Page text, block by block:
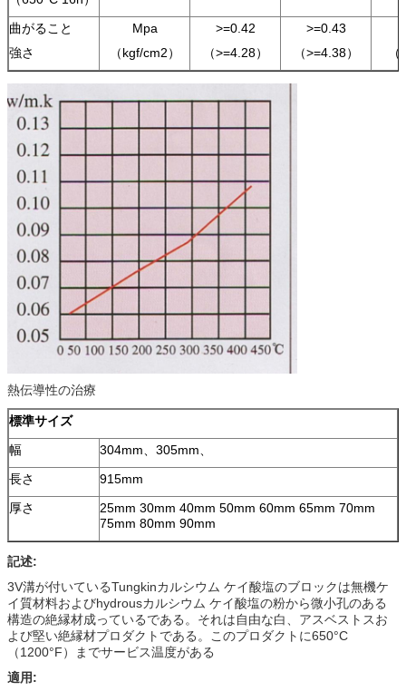
曲がること
強さ
Mpa
（kgf/cm2）
>=0.42
（>=4.28）
>=0.43
（>=4.38）
熱伝導性の治療
標準サイズ
幅
304mm、305mm、
長さ
915mm
厚さ
25mm 30mm 40mm 50mm 60mm 65mm 70mm
75mm 80mm 90mm
記述:
3V溝が付いているTungkinカルシウム ケイ酸塩のブロックは無機ケ
イ質材料およびhydrousカルシウム ケイ酸塩の粉から微小孔のある
構造の絶縁材成っているである。それは自由な白、アスベストスお
よび堅い絶縁材プロダクトである。このプロダクトに650°C
（1200°F）までサービス温度がある
適用: